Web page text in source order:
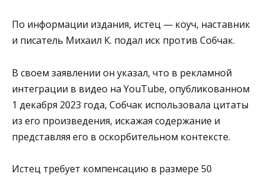
По информации издания, истец — коуч, наставник
и писатель Михаил К. подал иск против Собчак.
В своем заявлении он указал, что в рекламной
интеграции в видео на YouTube, опубликованном
1 декабря 2023 года, Собчак использовала цитаты
из его произведения, искажая содержание и
представляя его в оскорбительном контексте.
Истец требует компенсацию в размере 50